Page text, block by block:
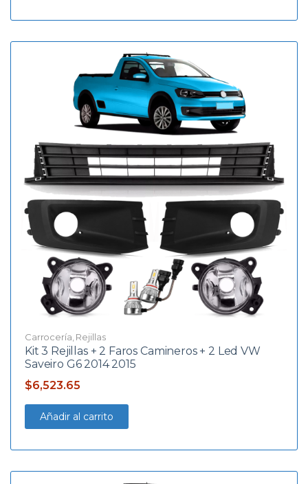
Carrocería Rejillas
Kit 3 Rejillas + 2 Faros Camineros + 2 Led VW
Saveiro G6 2014 2015
$6,523.65
Añadir al carrito